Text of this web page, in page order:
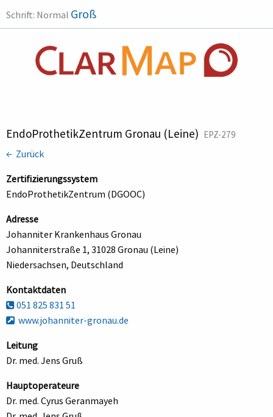
Schrift: Normal Groß
EndoProthetikZentrum Gronau (Leine) EPZ-279
← Zurück
Zertifizierungssystem
EndoProthetikZentrum (DGOOC)
Adresse
Johanniter Krankenhaus Gronau
Johanniterstraße 1, 31028 Gronau (Leine)
Niedersachsen, Deutschland
Kontaktdaten
051 825 831 51
www.johanniter-gronau.de
Leitung
Dr. med. Jens Gruß
Hauptoperateure
Dr. med. Cyrus Geranmayeh